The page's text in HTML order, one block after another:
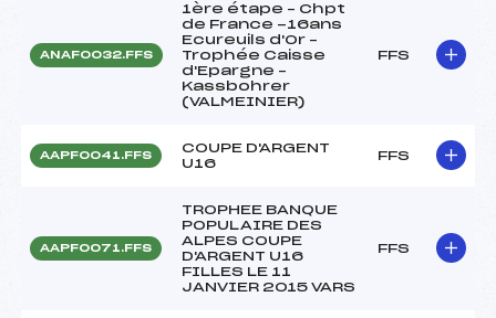
ANAF0032.FFS
1ère étape – Chpt
de France -16ans
Ecureuils d'Or –
Trophée Caisse
d'Epargne –
Kassbohrer
(VALMEINIER)
FFS
AAPF0041.FFS
COUPE D'ARGENT
U16
FFS
AAPF0071.FFS
TROPHEE BANQUE
POPULAIRE DES
ALPES COUPE
D'ARGENT U16
FILLES LE 11
JANVIER 2015 VARS
FFS